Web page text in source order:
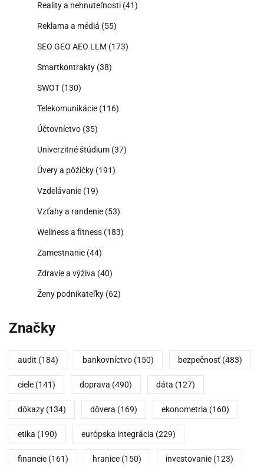
Reality a nehnuteľnosti (41)
Reklama a médiá (55)
SEO GEO AEO LLM (173)
Smartkontrakty (38)
SWOT (130)
Telekomunikácie (116)
Účtovníctvo (35)
Univerzitné štúdium (37)
Úvery a pôžičky (191)
Vzdelávanie (19)
Vzťahy a randenie (53)
Wellness a fitness (183)
Zamestnanie (44)
Zdravie a výživa (40)
Ženy podnikateľky (62)
Značky
audit (184) bankovníctvo (150) bezpečnosť (483)
ciele (141) doprava (490) dáta (127)
dôkazy (134) dôvera (169) ekonometria (160)
etika (190) európska integrácia (229)
financie (161) hranice (150) investovanie (123)